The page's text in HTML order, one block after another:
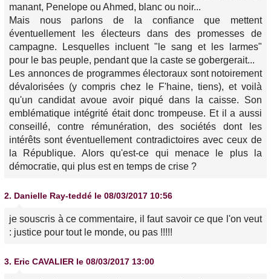
manant, Penelope ou Ahmed, blanc ou noir...
Mais nous parlons de la confiance que mettent
éventuellement les électeurs dans des promesses de
campagne. Lesquelles incluent "le sang et les larmes"
pour le bas peuple, pendant que la caste se gobergerait...
Les annonces de programmes électoraux sont notoirement
dévalorisées (y compris chez le F'haine, tiens), et voilà
qu'un candidat avoue avoir piqué dans la caisse. Son
emblématique intégrité était donc trompeuse. Et il a aussi
conseillé, contre rémunération, des sociétés dont les
intérêts sont éventuellement contradictoires avec ceux de
la République. Alors qu'est-ce qui menace le plus la
démocratie, qui plus est en temps de crise ?
2. Danielle Ray-teddé le 08/03/2017 10:56
je souscris à ce commentaire, il faut savoir ce que l'on veut
: justice pour tout le monde, ou pas !!!!!
3. Eric CAVALIER le 08/03/2017 13:00